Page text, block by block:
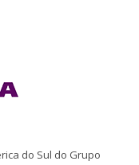
do Sul do Grupo